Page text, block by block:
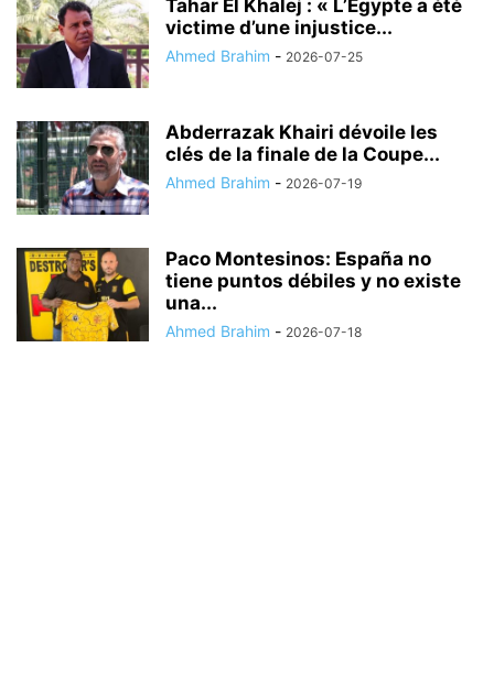
Tahar El Khalej : « L’Égypte a été
victime d’une injustice...
Ahmed Brahim - 2026-07-25
Abderrazak Khairi dévoile les
clés de la finale de la Coupe...
Ahmed Brahim - 2026-07-19
Paco Montesinos: España no
tiene puntos débiles y no existe
una...
Ahmed Brahim - 2026-07-18